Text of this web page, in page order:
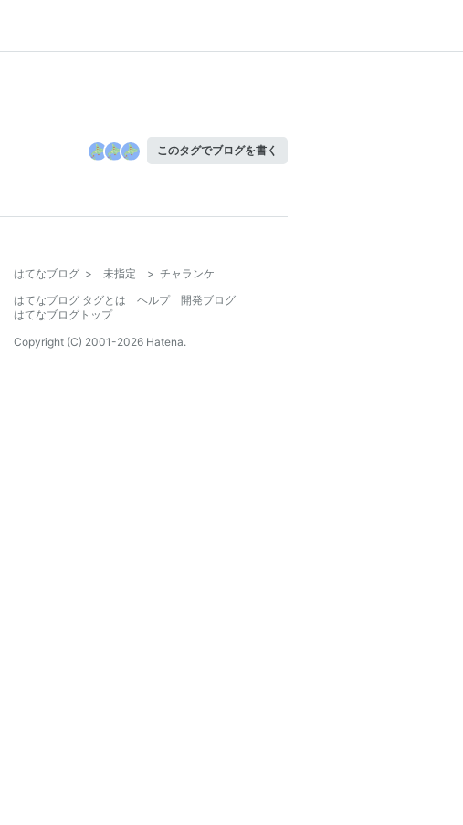
このタグでブログを書く
はてなブログ > 未指定 > チャランケ
はてなブログ タグとは
ヘルプ
開発ブログ
はてなブログトップ
Copyright (C) 2001-2026 Hatena.